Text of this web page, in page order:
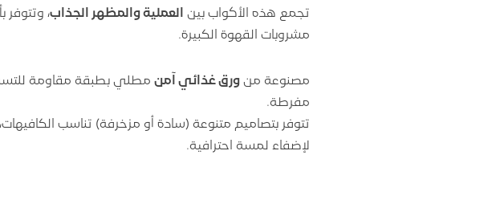
تجمع هذه الأكواب بين
العملية والمظهر الجذاب،
مشروبات القهوة الكبيرة.
مصنوعة من ورق غذائي آمنمطلي بطبقة مقاومة
مفرطة.
تتوفر بتصاميم متنوعة (سادة أو مزخرفة) تناسب
لإضفاء لمسة احترافية.